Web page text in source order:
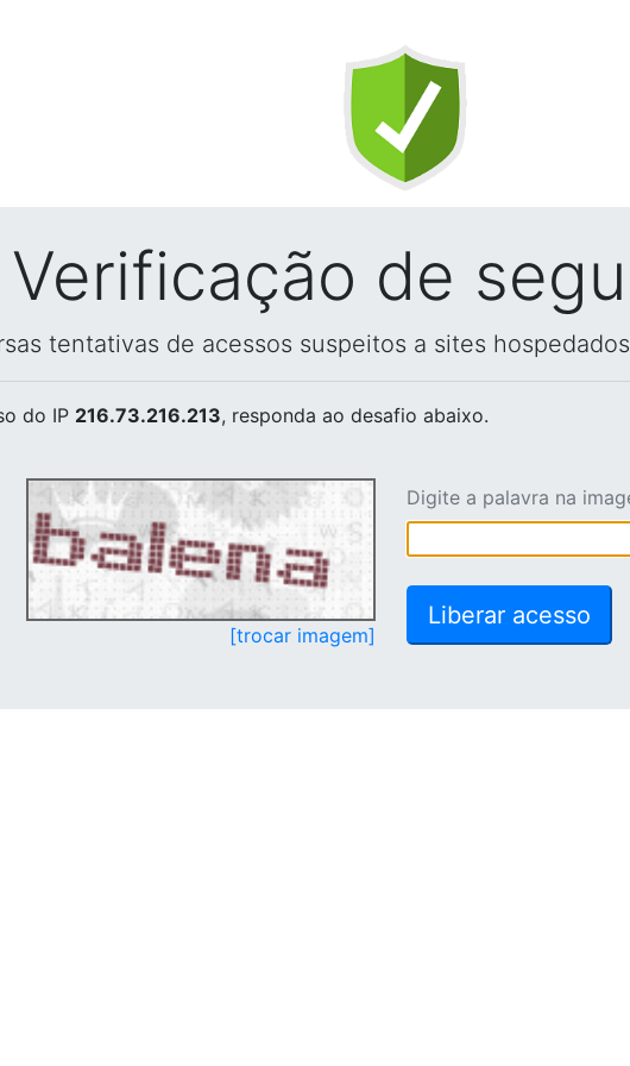
Verificação de
tentativas de acessos suspeitos a sites
do IP 216.73.216.213, responda ao desafio abaixo.
[trocar imagem]
Digite a palavra na